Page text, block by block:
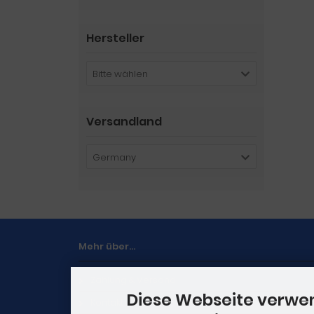
Hersteller
Bitte wählen
Versandland
Germany
Mehr über...
Diese Webseite